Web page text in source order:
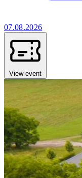
07.08.2026
View event